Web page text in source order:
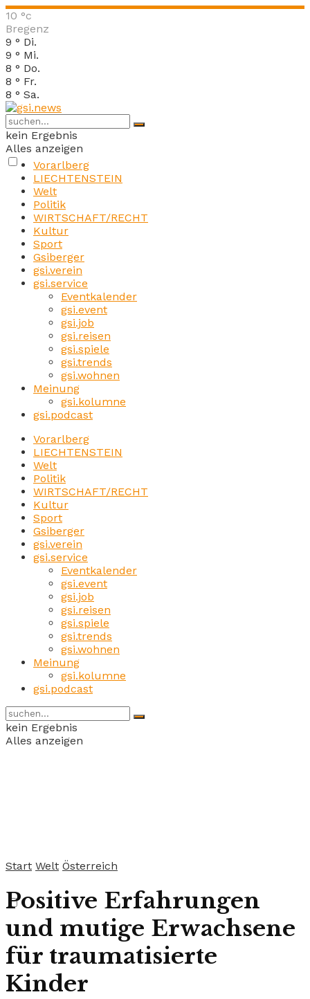
10 °c
Bregenz
9 ° Di.
9 ° Mi.
8 ° Do.
8 ° Fr.
8 ° Sa.
kein Ergebnis
Alles anzeigen
Vorarlberg
LIECHTENSTEIN
Welt
Politik
WIRTSCHAFT/RECHT
Kultur
Sport
Gsiberger
gsi.verein
gsi.service
Eventkalender
gsi.event
gsi.job
gsi.reisen
gsi.spiele
gsi.trends
gsi.wohnen
Meinung
gsi.kolumne
gsi.podcast
Vorarlberg
LIECHTENSTEIN
Welt
Politik
WIRTSCHAFT/RECHT
Kultur
Sport
Gsiberger
gsi.verein
gsi.service
Eventkalender
gsi.event
gsi.job
gsi.reisen
gsi.spiele
gsi.trends
gsi.wohnen
Meinung
gsi.kolumne
gsi.podcast
kein Ergebnis
Alles anzeigen
Start Welt Österreich
Positive Erfahrungen
und mutige Erwachsene
für traumatisierte
Kinder